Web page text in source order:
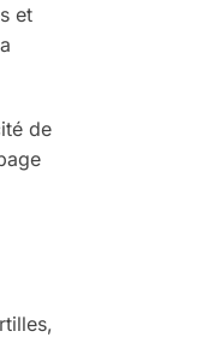
et
de